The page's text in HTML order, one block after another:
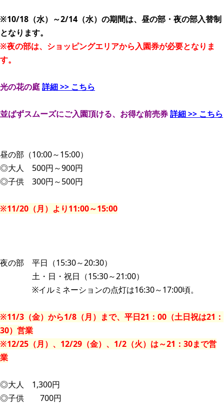
※10/18（水）～2/14（水）の期間は、昼の部・夜の部入替制
となります。
​※夜の部は、ショッピングエリアから入園券が必要となりま
す。
光の花の庭詳細 >> こちら
並ばずスムーズにご入園頂ける、お得な前売券詳細 >> こちら
昼の部（10:00～15:00）
◎大人 500円～900円
◎子供 300円～500円
※11/20（月）より11:00～15:00
夜の部 平日（15:30～20:30）
土・日・祝日（15:30～21:00）
※イルミネーションの点灯は16:30～17:00頃。
※11/3（金）から1/8（月）まで、平日21：00（土日祝は21：
30）営業
※12/25（月）、12/29（金）、1/2（火）は～21：30まで営
業
◎大人 1,300円
◎子供 700円